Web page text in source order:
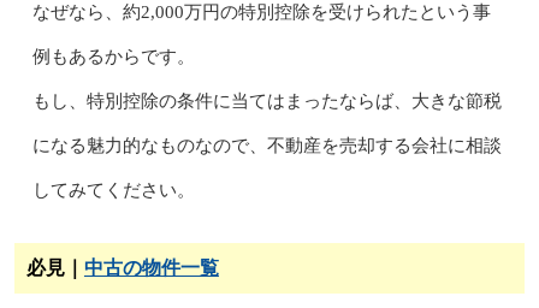
なぜなら、約2,000万円の特別控除を受けられたという事
例もあるからです。
もし、特別控除の条件に当てはまったならば、大きな節税
になる魅力的なものなので、不動産を売却する会社に相談
してみてください。
必見｜ 中古の物件一覧